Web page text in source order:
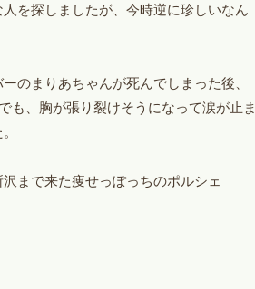
を探しましたが、今時逆に珍しいなん
のまりあちゃんが死んでしまった後、
も、胸が張り裂けそうになって涙が止ま
まで来た痩せっぽっちのポルシェ